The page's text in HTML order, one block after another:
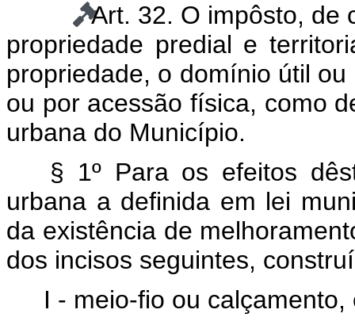
Art. 32. O impôsto, de
propriedade predial e
propriedade, o domínio útil
ou por acessão física, como
urbana do Município.
§ 1º Para os efeitos
urbana a definida em lei
da existência de
dos incisos seguintes,
I - meio-fio ou